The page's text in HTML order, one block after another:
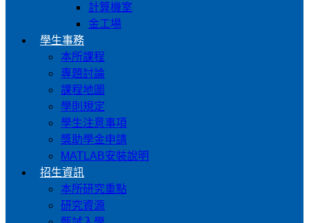
計算機室
金工場
學生事務
本所課程
專題討論
課程地圖
學則規定
學生注意事項
獎助學金申請
MATLAB安裝說明
招生資訊
本所研究重點
研究資源